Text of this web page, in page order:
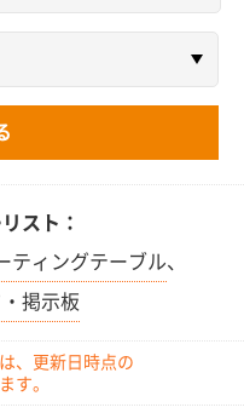
スト：
ティングテーブル、
掲示板
、更新日時点の
す。